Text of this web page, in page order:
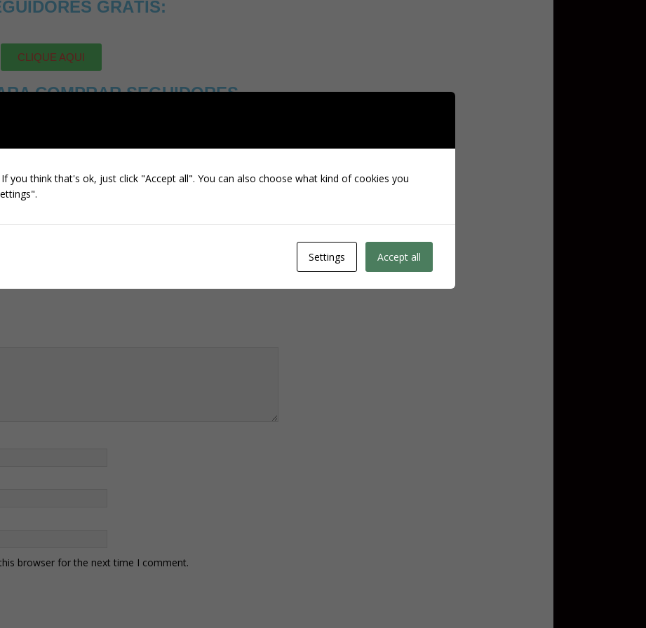
GRÁTIS:
CLIQUE AQUI
COMPRAR SEGUIDORES
DE QUALIDADE:
NEXT
browser for the next time I comment.
you think that's ok, just click "Accept all". You can also choose what kind of cookies you
Settings Accept all